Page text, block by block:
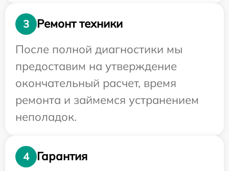
3
Ремонт техники
После полной диагностики мы
предоставим на утверждение
окончательный расчет, время
ремонта и займемся устранением
неполадок.
4
Гарантия